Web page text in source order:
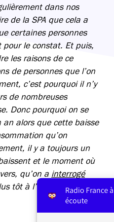
dans nos
de la SPA que cela a
certaines personnes
pour le constat. Et puis,
les raisons de ce
de personnes que l’on
c’est pourquoi il n’y
de nombreuses
Donc pourquoi on se
an alors que cette baisse
qu’on
il y a toujours un
et le moment où
qu’on a interrogé
tôt à l’automne.Radio France
écoute